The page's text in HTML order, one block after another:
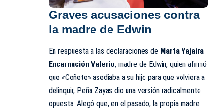
Graves acusaciones contra
la madre de Edwin
En respuesta a las declaraciones de Marta Yajaira
Encarnación Valerio, madre de Edwin, quien afirmó
que «Coñete» asediaba a su hijo para que volviera a
delinquir, Peña Zayas dio una versión radicalmente
opuesta. Alegó que, en el pasado, la propia madre